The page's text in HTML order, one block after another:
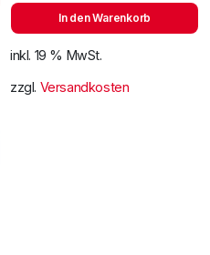
In den Warenkorb
inkl. 19 % MwSt.
zzgl. Versandkosten